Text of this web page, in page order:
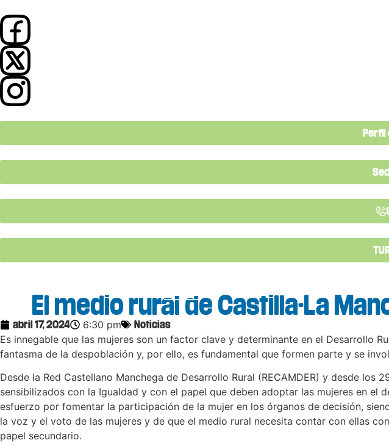
Perfil
El medio rural de Castilla-La
abril 17, 2024 6:30 pm Noticias
Es innegable que las mujeres son un factor clave y determinante en el Desarrollo
fantasma de la despoblación y, por ello, es fundamental que formen parte y se
Desde la Red Castellano Manchega de Desarrollo Rural (RECAMDER) y desde
sensibilizados con la Igualdad y con el papel que deben adoptar las mujeres en el
esfuerzo por fomentar la participación de la mujer en los órganos de decisión,
la voz y el voto de las mujeres y de que el medio rural necesita contar con ellas
papel secundario.